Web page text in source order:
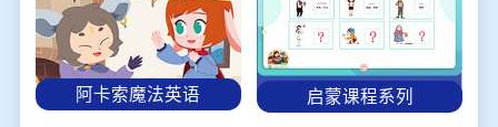
阿卡索魔法英语 启蒙课程系列